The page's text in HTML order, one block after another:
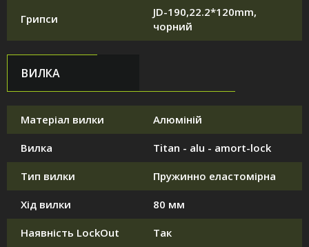
Грипси
JD-190,22.2*120mm,
чорний
ВИЛКА
Матеріал вилки Алюміній
Вилка Titan - alu - amort-lock
Тип вилки Пружинно еластомірна
Хід вилки 80 мм
Наявність LockOut Так